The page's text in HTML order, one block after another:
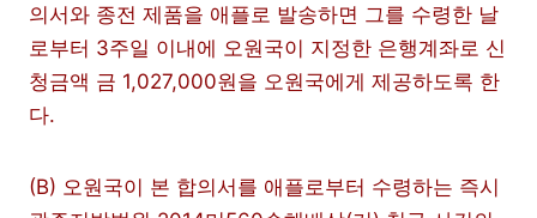
의서와 종전 제품을 애플로 발송하면 그를 수령한 날
로부터 3주일 이내에 오원국이 지정한 은행계좌로 신
청금액 금 1,027,000원을 오원국에게 제공하도록 한
다.
(B) 오원국이 본 합의서를 애플로부터 수령하는 즉시